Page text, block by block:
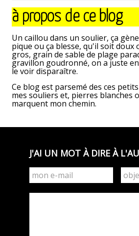
à propos de ce blog
Un caillou dans un soulier, ça
pique ou ça blesse, qu'il soit doux
gros, grain de sable de plage
gravillon goudronné, on a juste
le voir disparaître.
Ce blog est parsemé des ces
mes souliers et, pierres blanches
marquent mon chemin.
J'AI UN MOT À DIRE À